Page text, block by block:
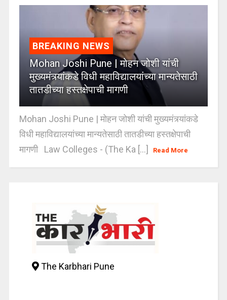
BREAKING NEWS
Mohan Joshi Pune | मोहन जोशी यांची
मुख्यमंत्र्यांकडे विधी महाविद्यालयांच्या मान्यतेसाठी
तातडीच्या हस्तक्षेपाची मागणी
Mohan Joshi Pune | मोहन जोशी यांची मुख्यमंत्र्यांकडे
विधी महाविद्यालयांच्या मान्यतेसाठी तातडीच्या हस्तक्षेपाची
मागणी Law Colleges - (The Ka [...]
Read More
The Karbhari Pune